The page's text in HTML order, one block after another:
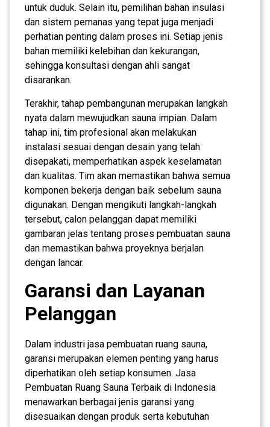
untuk duduk. Selain itu, pemilihan bahan insulasi
dan sistem pemanas yang tepat juga menjadi
perhatian penting dalam proses ini. Setiap jenis
bahan memiliki kelebihan dan kekurangan,
sehingga konsultasi dengan ahli sangat
disarankan.
Terakhir, tahap pembangunan merupakan langkah
nyata dalam mewujudkan sauna impian. Dalam
tahap ini, tim profesional akan melakukan
instalasi sesuai dengan desain yang telah
disepakati, memperhatikan aspek keselamatan
dan kualitas. Tim akan memastikan bahwa semua
komponen bekerja dengan baik sebelum sauna
digunakan. Dengan mengikuti langkah-langkah
tersebut, calon pelanggan dapat memiliki
gambaran jelas tentang proses pembuatan sauna
dan memastikan bahwa proyeknya berjalan
dengan lancar.
Garansi dan Layanan
Pelanggan
Dalam industri jasa pembuatan ruang sauna,
garansi merupakan elemen penting yang harus
diperhatikan oleh setiap konsumen. Jasa
Pembuatan Ruang Sauna Terbaik di Indonesia
menawarkan berbagai jenis garansi yang
disesuaikan dengan produk serta kebutuhan